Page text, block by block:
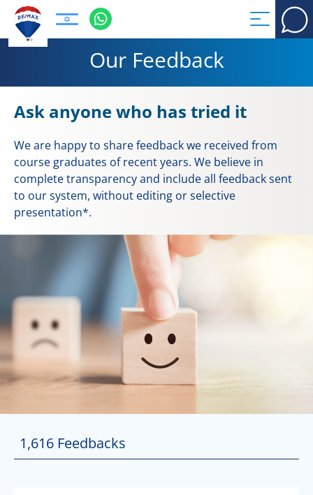
Our Feedback
Ask anyone who has tried it
We are happy to share feedback we received from
course graduates of recent years. We believe in
complete transparency and include all feedback sent
to our system, without editing or selective
presentation*.
1,616 Feedbacks